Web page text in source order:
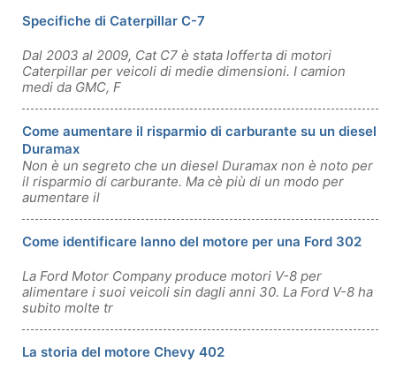
Specifiche di Caterpillar C-7
Dal 2003 al 2009, Cat C7 è stata lofferta di motori
Caterpillar per veicoli di medie dimensioni. I camion
medi da GMC, F
Come aumentare il risparmio di carburante su un diesel
Duramax
Non è un segreto che un diesel Duramax non è noto per
il risparmio di carburante. Ma cè più di un modo per
aumentare il
Come identificare lanno del motore per una Ford 302
La Ford Motor Company produce motori V-8 per
alimentare i suoi veicoli sin dagli anni 30. La Ford V-8 ha
subito molte tr
La storia del motore Chevy 402